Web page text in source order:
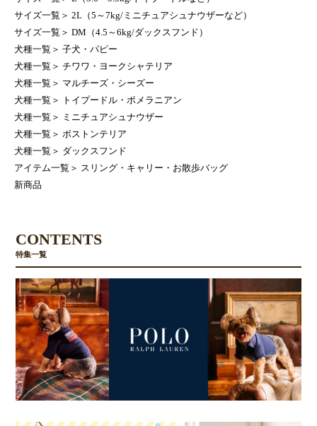
サイズ一覧 ＞ 2L（5～7kg/ミニチュアシュナウザーなど）
サイズ一覧 ＞ DM（4.5～6kg/ダックスフンド）
犬種一覧 ＞ 子犬・パピー
犬種一覧 ＞ チワワ・ヨークシャテリア
犬種一覧 ＞ マルチーズ・シーズー
犬種一覧 ＞
トイプードル・ポメラニアン
犬種一覧 ＞
ミニチュアシュナウザー
犬種一覧 ＞ ボストンテリア
犬種一覧 ＞ ダックスフンド
アイテム一覧 ＞ スリング・キャリー・お散歩バッグ
新商品
CONTENTS
特集一覧